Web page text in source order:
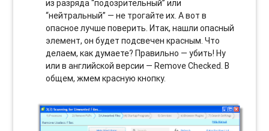
из разряда “подозрительный” или
“нейтральный” — не трогайте их. А вот в
опасное лучше поверить. Итак, нашли опасный
элемент, он будет подсвечен красным. Что
делаем, как думаете? Правильно — убить! Ну
или в английской версии — Remove Checked. В
общем, жмем красную кнопку.